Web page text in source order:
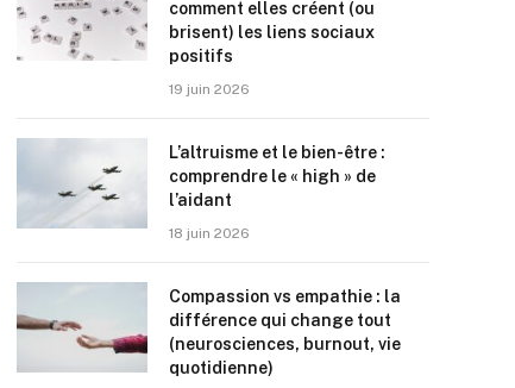
comment elles créent (ou
brisent) les liens sociaux
positifs
19 juin 2026
L’altruisme et le bien-être :
comprendre le « high » de
l’aidant
18 juin 2026
Compassion vs empathie : la
différence qui change tout
(neurosciences, burnout, vie
quotidienne)